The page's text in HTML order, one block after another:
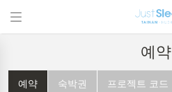
예약
예약 숙박권 프로젝트 코드